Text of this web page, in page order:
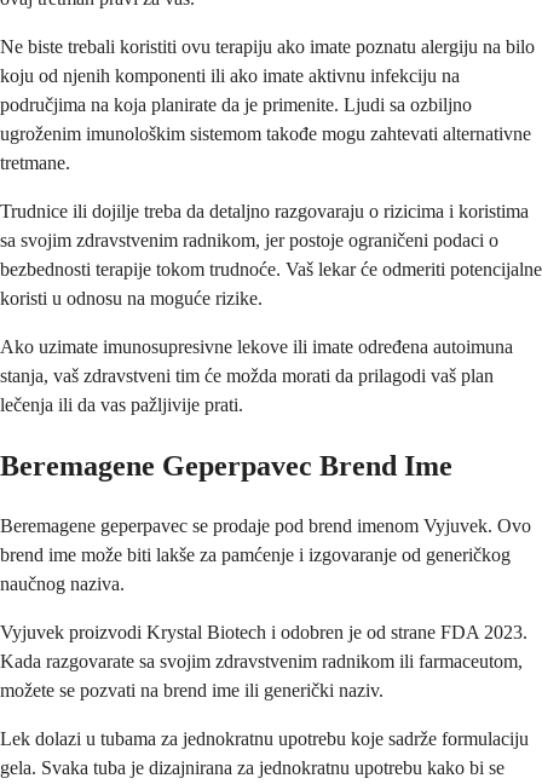
Ne biste trebali koristiti ovu terapiju ako imate poznatu alergiju na bilo
koju od njenih komponenti ili ako imate aktivnu infekciju na
područjima na koja planirate da je primenite. Ljudi sa ozbiljno
ugroženim imunološkim sistemom takođe mogu zahtevati alternativne
tretmane.
Trudnice ili dojilje treba da detaljno razgovaraju o rizicima i koristima
sa svojim zdravstvenim radnikom, jer postoje ograničeni podaci o
bezbednosti terapije tokom trudnoće. Vaš lekar će odmeriti potencijalne
koristi u odnosu na moguće rizike.
Ako uzimate imunosupresivne lekove ili imate određena autoimuna
stanja, vaš zdravstveni tim će možda morati da prilagodi vaš plan
lečenja ili da vas pažljivije prati.
Beremagene Geperpavec Brend Ime
Beremagene geperpavec se prodaje pod brend imenom Vyjuvek. Ovo
brend ime može biti lakše za pamćenje i izgovaranje od generičkog
naučnog naziva.
Vyjuvek proizvodi Krystal Biotech i odobren je od strane FDA 2023.
Kada razgovarate sa svojim zdravstvenim radnikom ili farmaceutom,
možete se pozvati na brend ime ili generički naziv.
Lek dolazi u tubama za jednokratnu upotrebu koje sadrže formulaciju
gela. Svaka tuba je dizajnirana za jednokratnu upotrebu kako bi se